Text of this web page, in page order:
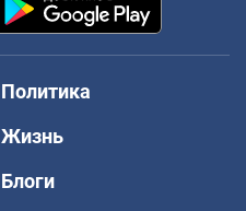
Политика
Жизнь
Блоги